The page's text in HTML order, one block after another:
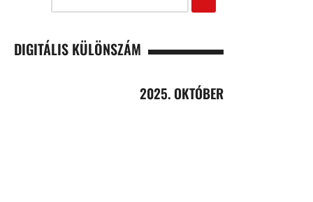
DIGITÁLIS KÜLÖNSZÁM
2025. OKTÓBER